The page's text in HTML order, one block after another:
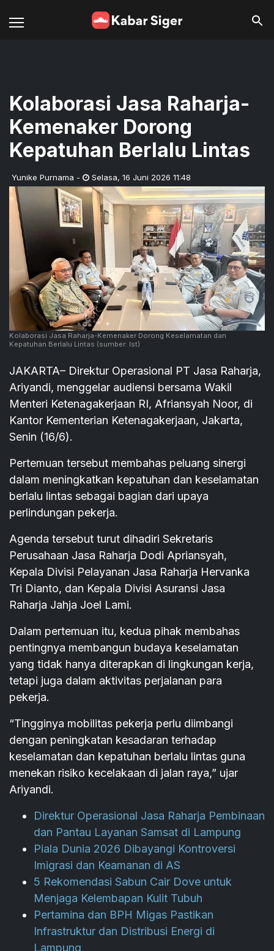
Kolaborasi Jasa Raharja-
Kemenaker Dorong
Kepatuhan Berlalu Lintas
Yunike Purnama - Selasa, 16 Juni 2026 11:48
Kolaborasi Jasa Raharja-Kemenaker Dorong Keselamatan dan
Kepatuhan Berlalu Lintas (sumber: Ist)
JAKARTA– Direktur Operasional PT Jasa Raharja,
Ariyandi, menggelar audiensi bersama Wakil
Menteri Ketenagakerjaan RI, Afriansyah Noor, di
Kantor Kementerian Ketenagakerjaan, Jakarta,
Senin (16/6).
Pertemuan tersebut membahas peluang sinergi
dalam meningkatkan kepatuhan dan keselamatan
berlalu lintas sebagai bagian dari upaya
perlindungan pekerja.
Agenda tersebut turut dihadiri Sekretaris
Perusahaan Jasa Raharja Dodi Apriansyah,
Kepala Divisi Pelayanan Jasa Raharja Hervanka
Tri Dianto, dan Kepala Divisi Asuransi Jasa
Raharja Jahja Joel Lami.
Dalam pertemuan itu, kedua pihak membahas
pentingnya membangun budaya keselamatan
yang tidak hanya diterapkan di lingkungan kerja,
tetapi juga dalam aktivitas perjalanan para
pekerja.
“Tingginya mobilitas pekerja perlu diimbangi
dengan peningkatan kesadaran terhadap
keselamatan dan kepatuhan berlalu lintas guna
menekan risiko kecelakaan di jalan raya,” ujar
Ariyandi.
Direktur Operasional Jasa Raharja Pembinaan
dan Pantau Layanan Samsat di Lampung
Piala Dunia 2026 Dibayangi Kontroversi
Imigrasi dan Keamanan di AS
5 Rekomendasi Sabun Cair Dove untuk
Menjaga Kelembapan Kulit Tubuh
Pertamina dan BPH Migas Pastikan
Infrastruktur dan Distribusi Energi di
Lampung